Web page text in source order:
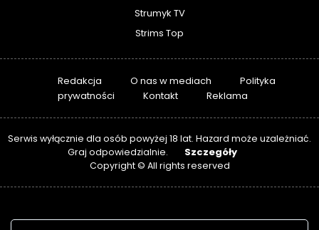
Strumyk TV
Strims Top
Redakcja O nas w mediach
Polityka
prywatności
Kontakt Reklama
Serwis wyłącznie dla osób powyżej 18 lat. Hazard może uzależniać.
Graj odpowiedzialnie.
Szczegóły
Copyright © All rights reserved